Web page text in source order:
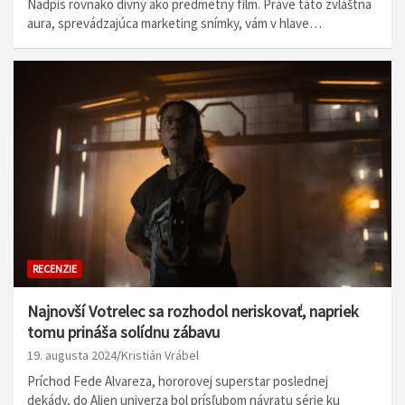
Nadpis rovnako divný ako predmetný film. Práve táto zvláštna
aura, sprevádzajúca marketing snímky, vám v hlave…
RECENZIE
Najnovší Votrelec sa rozhodol neriskovať, napriek
tomu prináša solídnu zábavu
19. augusta 2024 Kristián Vrábel
Príchod Fede Alvareza, hororovej superstar poslednej
dekády, do Alien univerza bol prísľubom návratu série ku